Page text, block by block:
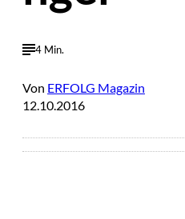
4 Min.
Von ERFOLG Magazin
12.10.2016